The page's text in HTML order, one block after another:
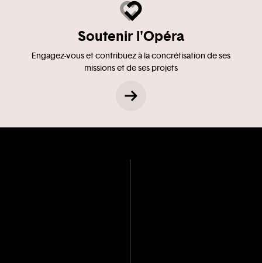
Soutenir l'Opéra
Engagez-vous et contribuez à la concrétisation de ses
missions et de ses projets